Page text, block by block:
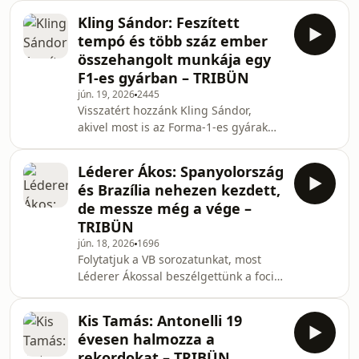
F4-hez képest milyen különbségeket
kellett megszoknia, akár edzés
metodikában változtatnia ahhoz, hogy
megállja a helyét itt is. Ráadásul
hamarosan a Hungaroringen is
megfordul a sorozat, úgyhogy hazai
közönség előtt is versenyzik majd. De
arról is mesélt nekü
Kling Sándor: Feszített
tempó és több száz ember
összehangolt munkája egy
F1-es gyárban – TRIBÜN
jún. 19, 20262445
Visszatért hozzánk Kling Sándor,
akivel most is az Forma-1-es gyárak
részletesebben egy szerkezeti mérnök
szemüvegén keresztül. Szó esett arról,
hogy mennyire adatvezérelt
manapság az F1, hogy honnan indul
és mennyi idő míg az autóra kerül egy
fejlesztés, na meg arról, hogy ezen az
úton végighaladva milyen
kompromisszumokat kell megkötnie
egyes divízióknak kezdve az a
Léderer Ákos: Spanyolország
és Brazília nehezen kezdett,
de messze még a vége –
TRIBÜN
jún. 18, 2026 1696
Folytatjuk a VB sorozatunkat, most
Léderer Ákossal beszélgettünk a foci
mennyire számít a formaidőzítés.
Talán ez lehet a spanyol és a brazil
Kis Tamás: Antonelli 19
évesen halmozza a